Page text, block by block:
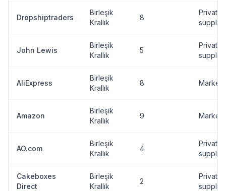
Dropshiptraders
Birleşik
Krallık
8
Private
supplier
John Lewis
Birleşik
Krallık
5
Private
supplier
AliExpress
Birleşik
Krallık
8
Amazon
Birleşik
Krallık
9
AO.com
Birleşik
Krallık
4
Private
supplier
Cakeboxes
Direct
Birleşik
Krallık
2
Private
supplier